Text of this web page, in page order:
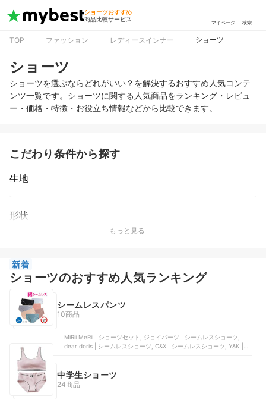
ショーツおすすめ
商品比較サービス
マイページ 検索
TOP ファッション レディースインナー ショーツ
ショーツ
ショーツを選ぶならどれがいい？を解決するおすすめ人気コンテ
ンツ一覧です。ショーツに関する人気商品をランキング・レビュ
ー・価格・特徴・お役立ち情報などから比較できます。
こだわり条件から探す
生地
形状
もっと見る
新着
ショーツのおすすめ人気ランキング
シームレスパンツ
10商品
MiRii MeRii | ショーツセット, ジョイパーツ | シームレスショーツ,
dear doris | シームレスショーツ, C&X | シームレスショーツ, Y&K | シ
中学生ショーツ
24商品